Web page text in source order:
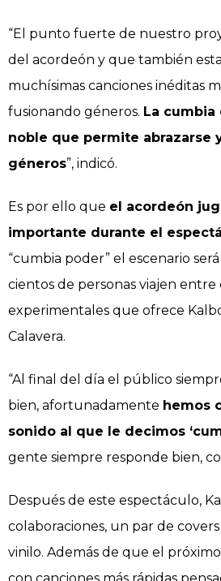
“El punto fuerte de nuestro
del acordeón y que también
muchísimas canciones inéditas
fusionando géneros. La cumbia
noble que permite abrazarse
géneros”, indicó.
Es por ello que el acordeón
importante durante el
“cumbia poder” el escenario
cientos de personas viajen entre
experimentales que ofrece
Calavera.
“Al final del día el público
bien, afortunadamente hemos
sonido al que le decimos
gente siempre responde bien,
Después de este espectáculo,
colaboraciones, un par de
vinilo. Además de que el